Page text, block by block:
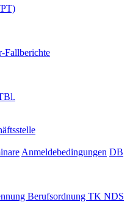
Fallberichte
Anmeldebedingungen DB
Berufsordnung TK NDS